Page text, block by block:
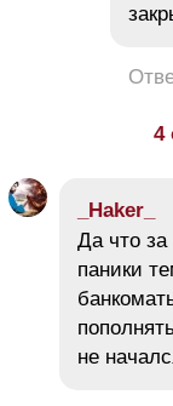
4
_Haker_
Да что
паники
не